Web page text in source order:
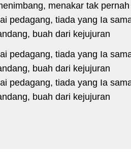
menakar tak
pedagang, tiada yang Ia
buah dari kejujuran
pedagang, tiada yang Ia
buah dari kejujuran
pedagang, tiada yang Ia
buah dari kejujuran